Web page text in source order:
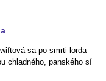
sa po smrti lorda
chladného, panského sí